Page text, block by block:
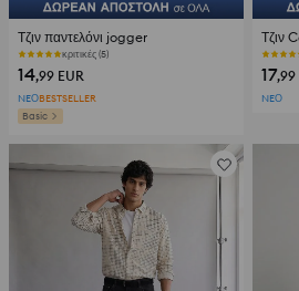
Τζιν παντελόνι jogger
κριτικές (5)
14,99 EUR
NEΟBESTSELLER
Basic
17,99
NEΟ